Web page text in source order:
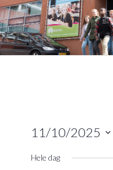
11/10/2025
een
Hele dag